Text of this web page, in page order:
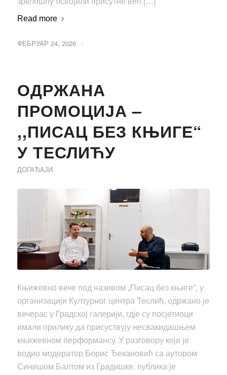
Read more
ФЕБРУАР 24, 2026 /
ОДРЖАНА
ПРОМОЦИЈА –
,,ПИСАЦ БЕЗ КЊИГЕ“
У ТЕСЛИЋУ
ДОГАЂАЈИ
Књижевно вече под називом „Писац без књиге“, у
организацији Културног центра Теслић, одржано је
вечерас у Градској галерији, гдје су посјетиоци
имали прилику да присуствују несвакидашњем
књижевном перформансу. У разговору који је
водио модератор Борис Ђекановић са аутором
Синишом Балтом из Градишке, публика је